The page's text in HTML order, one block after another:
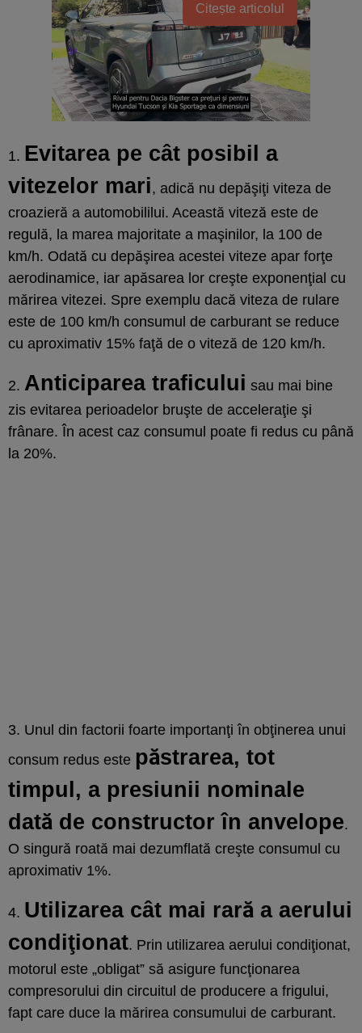
Citește articolul
1. Evitarea pe cât posibil a
vitezelor mari, adică nu depăşiţi viteza de
croazieră a automobililui. Această viteză este de
regulă, la marea majoritate a maşinilor, la 100 de
km/h. Odată cu depăşirea acestei viteze apar forţe
aerodinamice, iar apăsarea lor creşte exponenţial cu
mărirea vitezei. Spre exemplu dacă viteza de rulare
este de 100 km/h consumul de carburant se reduce
cu aproximativ 15% faţă de o viteză de 120 km/h.
2. Anticiparea traficului sau mai bine
zis evitarea perioadelor bruşte de acceleraţie şi
frânare. În acest caz consumul poate fi redus cu până
la 20%.
3. Unul din factorii foarte importanţi în obţinerea unui
consum redus este păstrarea, tot
timpul, a presiunii nominale
dată de constructor în anvelope.
O singură roată mai dezumflată creşte consumul cu
aproximativ 1%.
4. Utilizarea cât mai rară a aerului
condiţionat. Prin utilizarea aerului condiţionat,
motorul este „obligat” să asigure funcţionarea
compresorului din circuitul de producere a frigului,
fapt care duce la mărirea consumului de carburant.